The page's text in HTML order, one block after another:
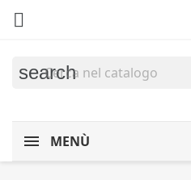

search
MENÙ